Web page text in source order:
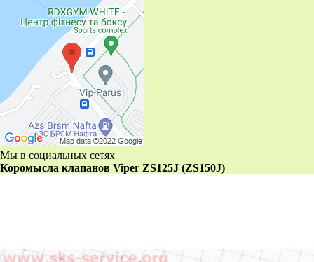
Мы в социальных сетях
Коромысла клапанов Viper ZS125J (ZS150J)